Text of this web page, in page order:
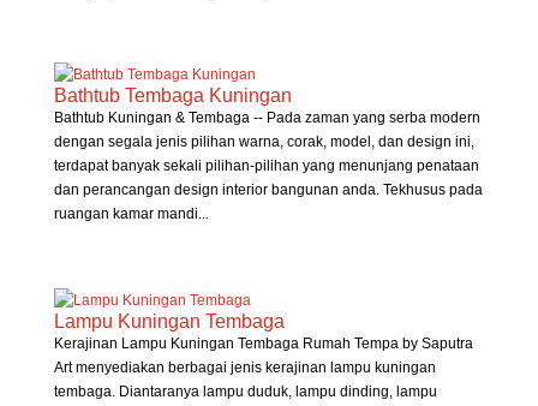
Bathtub Tembaga Kuningan
Bathtub Kuningan & Tembaga -- Pada zaman yang serba modern
dengan segala jenis pilihan warna, corak, model, dan design ini,
terdapat banyak sekali pilihan-pilihan yang menunjang penataan
dan perancangan design interior bangunan anda. Tekhusus pada
ruangan kamar mandi...
Lampu Kuningan Tembaga
Kerajinan Lampu Kuningan Tembaga Rumah Tempa by Saputra
Art menyediakan berbagai jenis kerajinan lampu kuningan
tembaga. Diantaranya lampu duduk, lampu dinding, lampu